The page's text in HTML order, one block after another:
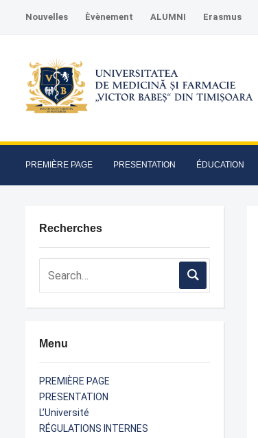
Nouvelles Èvènement ALUMNI Erasmus
PREMIÈRE PAGE PRESENTATION ÉDUCATION
Recherches
Menu
PREMIÈRE PAGE
PRESENTATION
L’Université
RÉGULATIONS INTERNES